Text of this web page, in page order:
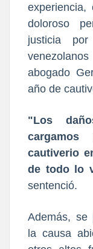
doloroso
justicia
abogado
año de
"Los
cargamos
cautiverio
de todo lo
sentenció.
Además, se
la causa